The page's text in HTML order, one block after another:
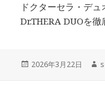
ドクターセラ・デ
Dr.THERA DUOを徹
投
2026年3月22日